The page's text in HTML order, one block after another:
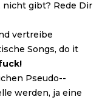
nicht gibt? Rede Dir
vertreibe
Songs, do it
Pseudo-­
werden, ja eine